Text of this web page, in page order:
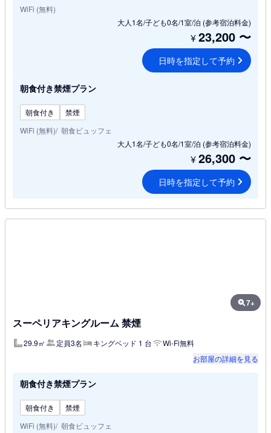
WiFi (無料)
大人1名/子ども0名/1室/泊 (参考宿泊料金)
¥23,200 〜
日時を指定して予約
朝食付き禁煙プラン
朝食付き
禁煙
WiFi (無料) 朝食ビュッフェ
大人1名/子ども0名/1室/泊 (参考宿泊料金)
¥26,300 〜
日時を指定して予約
7+
スーペリアキングルーム 禁煙
29.9㎡ 定員3名 キングベッド 1 台
Wi-Fi無料
お部屋の詳細を見る
朝食付き禁煙プラン
朝食付き
禁煙
WiFi (無料) 朝食ビュッフェ